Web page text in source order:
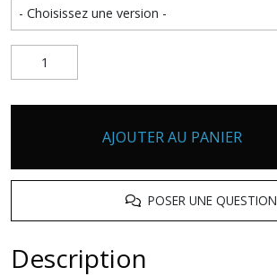
AJOUTER AU PANIER
POSER UNE QUESTION
Description